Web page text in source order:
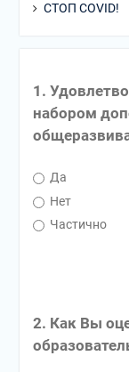
СТОП COVID!
1.
набором
Да
Нет
Частично
2. Как Вы